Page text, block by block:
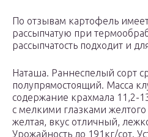
По отзывам картофель
рассыпчатую при
рассыпчатость подходит и
Наташа. Раннеспелый сорт
полупрямостоящий. Масса
содержание крахмала 11,2-
с мелкими глазками
желтая, вкус отличный,
Урожайность до 191кг/сот.